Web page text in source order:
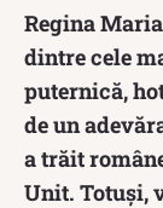
Regina
dintre cele
puternică,
de un
a trăit
Unit. Totuși,